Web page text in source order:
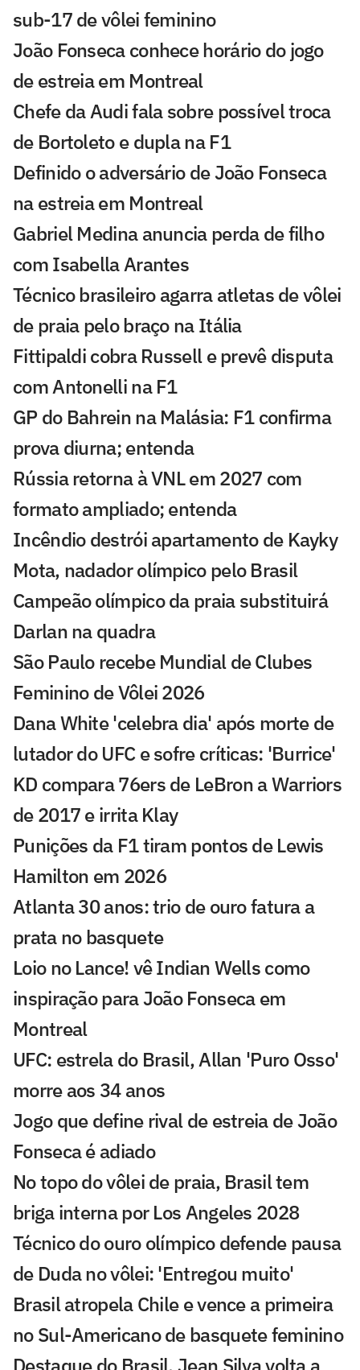
sub-17 de vôlei feminino
João Fonseca conhece horário do jogo
de estreia em Montreal
Chefe da Audi fala sobre possível troca
de Bortoleto e dupla na F1
Definido o adversário de João Fonseca
na estreia em Montreal
Gabriel Medina anuncia perda de filho
com Isabella Arantes
Técnico brasileiro agarra atletas de vôlei
de praia pelo braço na Itália
Fittipaldi cobra Russell e prevê disputa
com Antonelli na F1
GP do Bahrein na Malásia: F1 confirma
prova diurna; entenda
Rússia retorna à VNL em 2027 com
formato ampliado; entenda
Incêndio destrói apartamento de Kayky
Mota, nadador olímpico pelo Brasil
Campeão olímpico da praia substituirá
Darlan na quadra
São Paulo recebe Mundial de Clubes
Feminino de Vôlei 2026
Dana White 'celebra dia' após morte de
lutador do UFC e sofre críticas: 'Burrice'
KD compara 76ers de LeBron a Warriors
de 2017 e irrita Klay
Punições da F1 tiram pontos de Lewis
Hamilton em 2026
Atlanta 30 anos: trio de ouro fatura a
prata no basquete
Loio no Lance! vê Indian Wells como
inspiração para João Fonseca em
Montreal
UFC: estrela do Brasil, Allan 'Puro Osso'
morre aos 34 anos
Jogo que define rival de estreia de João
Fonseca é adiado
No topo do vôlei de praia, Brasil tem
briga interna por Los Angeles 2028
Técnico do ouro olímpico defende pausa
de Duda no vôlei: 'Entregou muito'
Brasil atropela Chile e vence a primeira
no Sul-Americano de basquete feminino